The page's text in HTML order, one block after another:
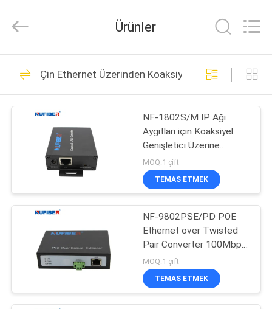
ÜRÜN:%
HAKKIMIZDA
FABRIKA
KALITE
Co.,Ltd.
Developed
100G QSFP28 Alıcı-
Verici
53
40G QSFP + Alıcı-
Verici
34
Ürünler
Çin Ethernet Üzerinden Koaksiyel Genişletici
NF-1802S/M IP Ağı
Aygıtları için Koaksiyel
Genişletici Üzerine
Ethernet 80Mbps'e
Kadar Hızlı Veri İletişim
MOQ:1 çift
TEMAS ETMEK
NF-9802PSE/PD POE
Ethernet over Twisted
Pair Converter 100Mbps
POE RJ45'ten 2 tel
uzatan DC48V'ye
MOQ:1 çift
TEMAS ETMEK